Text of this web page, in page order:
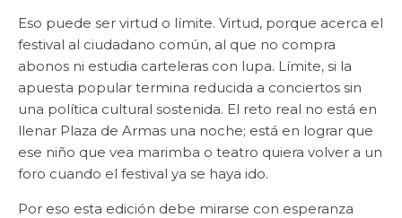
Eso puede ser virtud o límite. Virtud, porque acerca el
festival al ciudadano común, al que no compra
abonos ni estudia carteleras con lupa. Límite, si la
apuesta popular termina reducida a conciertos sin
una política cultural sostenida. El reto real no está en
llenar Plaza de Armas una noche; está en lograr que
ese niño que vea marimba o teatro quiera volver a un
foro cuando el festival ya se haya ido.
Por eso esta edición debe mirarse con esperanza